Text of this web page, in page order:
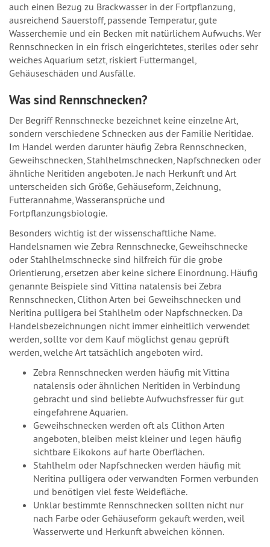
auch einen Bezug zu Brackwasser in der Fortpflanzung,
ausreichend Sauerstoff, passende Temperatur, gute
Wasserchemie und ein Becken mit natürlichem Aufwuchs. Wer
Rennschnecken in ein frisch eingerichtetes, steriles oder sehr
weiches Aquarium setzt, riskiert Futtermangel,
Gehäuseschäden und Ausfälle.
Was sind Rennschnecken?
Der Begriff Rennschnecke bezeichnet keine einzelne Art,
sondern verschiedene Schnecken aus der Familie Neritidae.
Im Handel werden darunter häufig Zebra Rennschnecken,
Geweihschnecken, Stahlhelmschnecken, Napfschnecken oder
ähnliche Neritiden angeboten. Je nach Herkunft und Art
unterscheiden sich Größe, Gehäuseform, Zeichnung,
Futterannahme, Wasseransprüche und
Fortpflanzungsbiologie.
Besonders wichtig ist der wissenschaftliche Name.
Handelsnamen wie Zebra Rennschnecke, Geweihschnecke
oder Stahlhelmschnecke sind hilfreich für die grobe
Orientierung, ersetzen aber keine sichere Einordnung. Häufig
genannte Beispiele sind Vittina natalensis bei Zebra
Rennschnecken, Clithon Arten bei Geweihschnecken und
Neritina pulligera bei Stahlhelm oder Napfschnecken. Da
Handelsbezeichnungen nicht immer einheitlich verwendet
werden, sollte vor dem Kauf möglichst genau geprüft
werden, welche Art tatsächlich angeboten wird.
Zebra Rennschnecken werden häufig mit Vittina
natalensis oder ähnlichen Neritiden in Verbindung
gebracht und sind beliebte Aufwuchsfresser für gut
eingefahrene Aquarien.
Geweihschnecken werden oft als Clithon Arten
angeboten, bleiben meist kleiner und legen häufig
sichtbare Eikokons auf harte Oberflächen.
Stahlhelm oder Napfschnecken werden häufig mit
Neritina pulligera oder verwandten Formen verbunden
und benötigen viel feste Weidefläche.
Unklar bestimmte Rennschnecken sollten nicht nur
nach Farbe oder Gehäuseform gekauft werden, weil
Wasserwerte und Herkunft abweichen können.